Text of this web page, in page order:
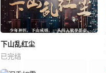
下山乱红尘
已完结